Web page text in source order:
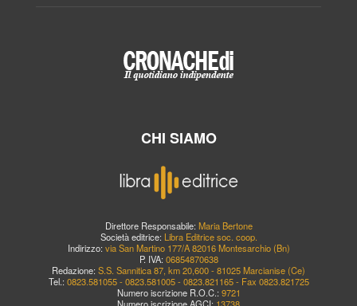
CHI SIAMO
Direttore Responsabile: Maria Bertone
Società editrice: Libra Editrice soc. coop.
Indirizzo: via San Martino 177/A 82016 Montesarchio (Bn)
P. IVA: 06854870638
Redazione: S.S. Sannitica 87, km 20,600 - 81025 Marcianise (Ce)
Tel.: 0823.581055 - 0823.581005 - 0823.821165 - Fax 0823.821725
Numero iscrizione R.O.C.: 9721